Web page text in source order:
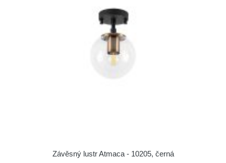
Závěsný lustr Atmaca - 10205, černá